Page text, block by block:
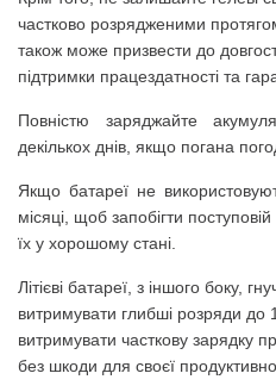
частково розрядженими
також може призвести до
підтримки працездатності та
Повністю заряджайте
декількох днів, якщо погана
Якщо батареї не
місяці, щоб запобігти
їх у хорошому стані.
Літієві батареї, з іншого боку,
витримувати глибші розряди
витримувати часткову зарядку
без шкоди для своєї